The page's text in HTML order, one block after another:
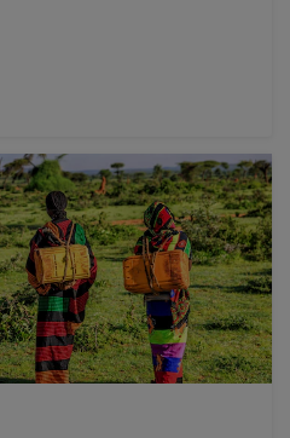
di Madre de Dios, in Perù,
sostenibile delle foreste.